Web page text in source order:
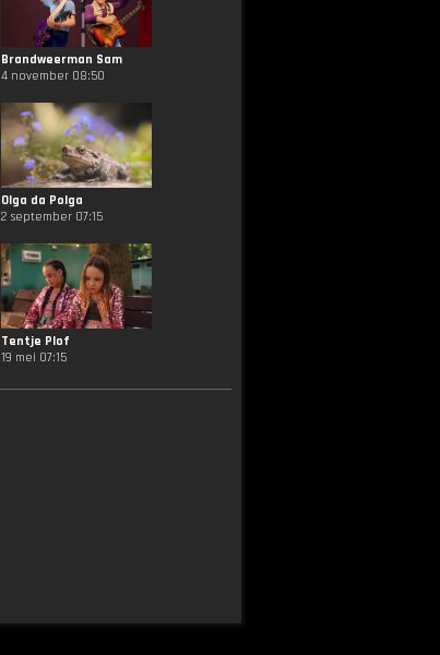
Brandweerman Sam
4 november 08:50
Olga da Polga
2 september 07:15
Tentje Plof
19 mei 07:15